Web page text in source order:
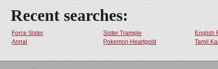
Recent searches:
Force Sister Sister Trample
English
Annal
Pokemon Heartgold Tamil